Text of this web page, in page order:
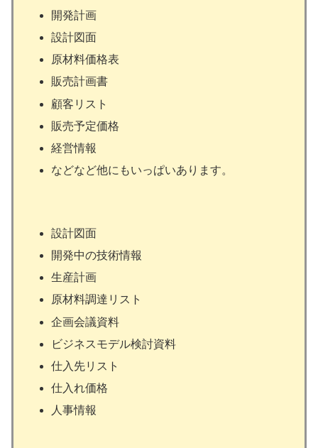
開発計画
設計図面
原材料価格表
販売計画書
顧客リスト
販売予定価格
経営情報
などなど他にもいっぱいあります。
設計図面
開発中の技術情報
生産計画
原材料調達リスト
企画会議資料
ビジネスモデル検討資料
仕入先リスト
仕入れ価格
人事情報